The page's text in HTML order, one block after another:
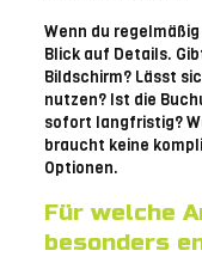
Wenn du
Blick auf Details.
Bildschirm? Lässt
nutzen? Ist die
sofort langfristig?
braucht keine
Optionen.
Für welche
besonders